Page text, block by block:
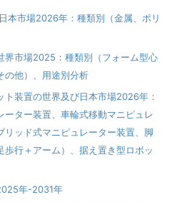
本市場2026年：種類別（金属、ポリ
界市場2025：種類別（フォーム型心
の他）、用途別分析
装置の世界及び日本市場2026年：
ター装置、車輪式移動マニピュレ
リッド式マニピュレーター装置、脚
行＋アーム）、据え置き型ロボッ
年-2031年